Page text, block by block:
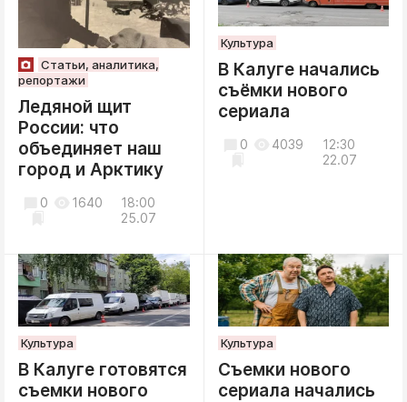
Статьи, аналитика,
репортажи
Ледяной щит
России: что
объединяет наш
город и Арктику
18:00
25.07
0 1640
Культура
В Калуге начались
съёмки нового
сериала
12:30
22.07
0 4039
Культура
В Калуге готовятся
съемки нового
Культура
Съемки нового
сериала начались